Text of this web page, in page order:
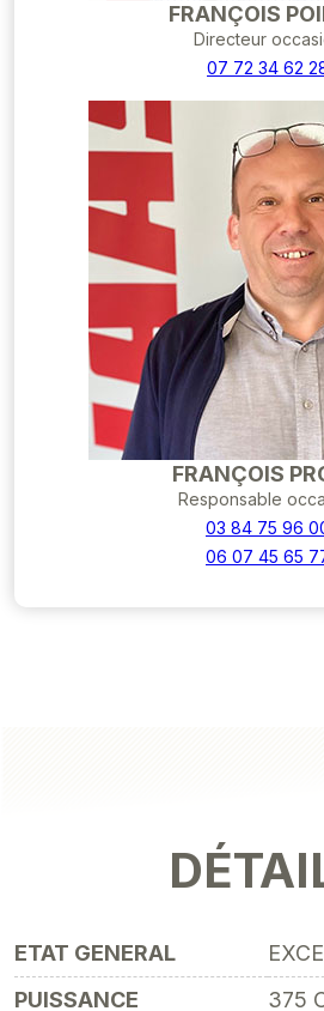
FRANÇOIS
Directeur
07 72 34 62
FRANÇOIS
Responsable
03 84 75 96
06 07 45 65
ETAT GENERAL
PUISSANCE
375